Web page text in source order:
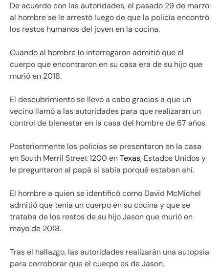
De acuerdo con las autoridades, el pasado 29 de marzo
al hombre se le arrestó luego de que la policía encontró
los restos humanos del joven en la cocina.
Cuando al hombre lo interrogaron admitió que el
cuerpo que encontraron en su casa era de su hijo que
murió en 2018.
El descubrimiento se llevó a cabo gracias a que un
vecino llamó a las autoridades para que realizaran un
control de bienestar en la casa del hombre de 67 años.
Posteriormente los policías se presentaron en la casa
en South Merril Street 1200 enTexas, Estados Unidos y
le preguntaron al papá si sabía porqué estaban ahí.
El hombre a quien se identificó como David McMichel
admitió que tenía un cuerpo en su cocina y que se
trataba de los restos de su hijo Jason que murió en
mayo de 2018.
Tras el hallazgo, las autoridades realizarán una autopsia
para corroborar que el cuerpo es de Jason.